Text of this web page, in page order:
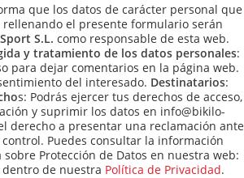
que los datos de carácter personal que
rellenando el presente formulario serán
S.L. como responsable de esta web.
y tratamiento de los datos personales:
para dejar comentarios en la página web.
del interesado. Destinatarios:
s: Podrás ejercer tus derechos de acceso,
y suprimir los datos en info@bikilo-
derecho a presentar una reclamación ante
Puedes consultar la información
Protección de Datos en nuestra web:
de nuestra Política de Privacidad.